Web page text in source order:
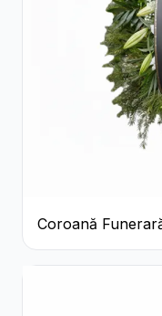
Coroană
Garoafe Albe